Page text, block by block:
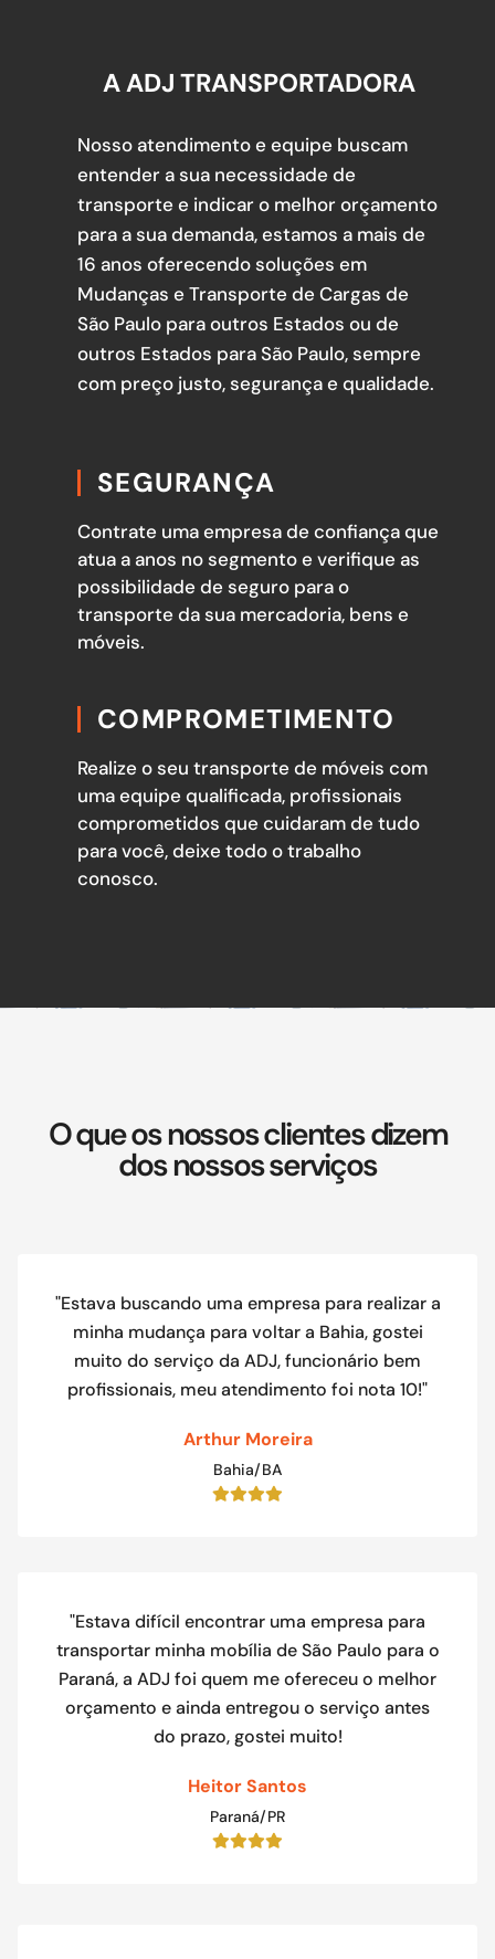
A ADJ TRANSPORTADORA
Nosso atendimento e equipe buscam
entender a sua necessidade de
transporte e indicar o melhor orçamento
para a sua demanda, estamos a mais de
16 anos oferecendo soluções em
Mudanças e Transporte de Cargas de
São Paulo para outros Estados ou de
outros Estados para São Paulo, sempre
com preço justo, segurança e qualidade.
SEGURANÇA
Contrate uma empresa de confiança que
atua a anos no segmento e verifique as
possibilidade de seguro para o
transporte da sua mercadoria, bens e
móveis.
COMPROMETIMENTO
Realize o seu transporte de móveis com
uma equipe qualificada, profissionais
comprometidos que cuidaram de tudo
para você, deixe todo o trabalho
conosco.
O que os nossos clientes dizem
dos nossos serviços
"Estava buscando uma empresa para realizar a
minha mudança para voltar a Bahia, gostei
muito do serviço da ADJ, funcionário bem
profissionais, meu atendimento foi nota 10!"
Arthur Moreira
Bahia/BA
"Estava difícil encontrar uma empresa para
transportar minha mobília de São Paulo para o
Paraná, a ADJ foi quem me ofereceu o melhor
orçamento e ainda entregou o serviço antes
do prazo, gostei muito!
Heitor Santos
Paraná/PR